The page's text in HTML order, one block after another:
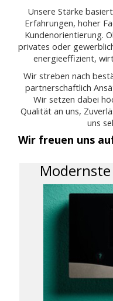
Unsere Stärke
Erfahrungen, hoher
Kundenorientierung.
privates oder
energieeffizient,
Wir streben nach
partnerschaftlich
Wir setzen dabei
Qualität an uns,
uns
Wir freuen uns